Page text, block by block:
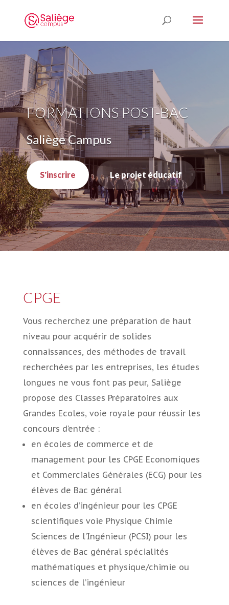
FORMATIONS POST-BAC
Saliège Campus
S'inscrire Le projet éducatif
CPGE
Vous recherchez une préparation de haut
niveau pour acquérir de solides
connaissances, des méthodes de travail
recherchées par les entreprises, les études
longues ne vous font pas peur, Saliège
propose des Classes Préparatoires aux
Grandes Ecoles, voie royale pour réussir les
concours d’entrée :
en écoles de commerce et de
management pour les CPGE Economiques
et Commerciales Générales (ECG) pour les
élèves de Bac général
en écoles d’ingénieur pour les CPGE
scientifiques voie Physique Chimie
Sciences de l’Ingénieur (PCSI) pour les
élèves de Bac général spécialités
mathématiques et physique/chimie ou
sciences de l’ingénieur